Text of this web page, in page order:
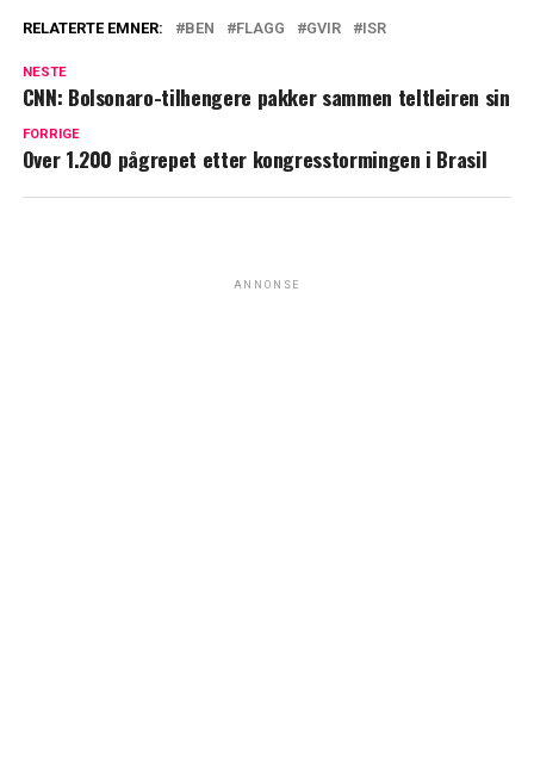
RELATERTE EMNER: BEN FLAGG GVIR ISR
NESTE
CNN: Bolsonaro-tilhengere pakker sammen teltleiren sin
FORRIGE
Over 1.200 pågrepet etter kongresstormingen i Brasil
ANNONSE